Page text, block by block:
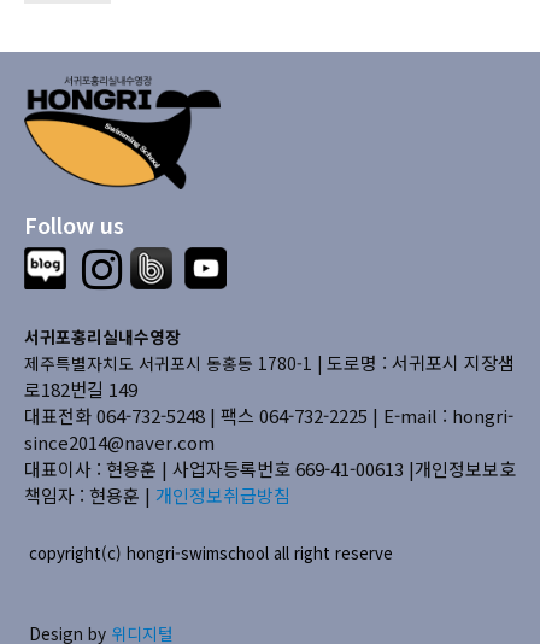
Follow us
서귀포홍리실내수영장
제주특별자치도 서귀포시 동홍동 1780-1 | 도로명 : 서귀포시 지장샘
로182번길 149
대표전화 064-732-5248 | 팩스 064-732-2225 | E-mail : hongri-
since2014@naver.com
대표이사 : 현용훈 | 사업자등록번호 669-41-00613 |개인정보보호
책임자 : 현용훈 | 개인정보취급방침
copyright(c) hongri-swimschool all right reserve
Design by 위디지털